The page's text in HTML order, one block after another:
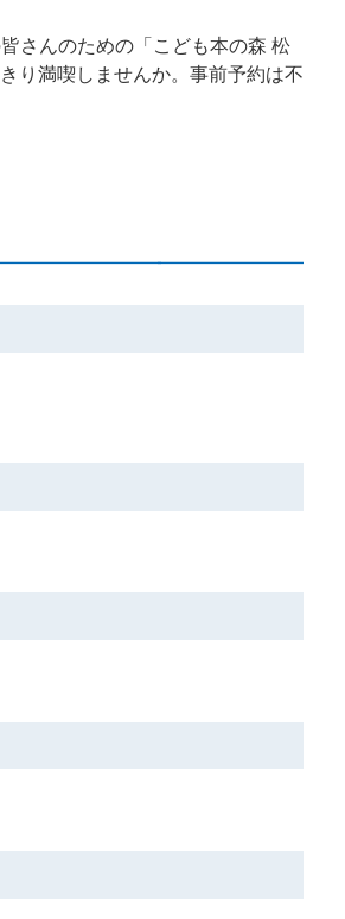
さんのための「こども本の森 松
り満喫しませんか。事前予約は不